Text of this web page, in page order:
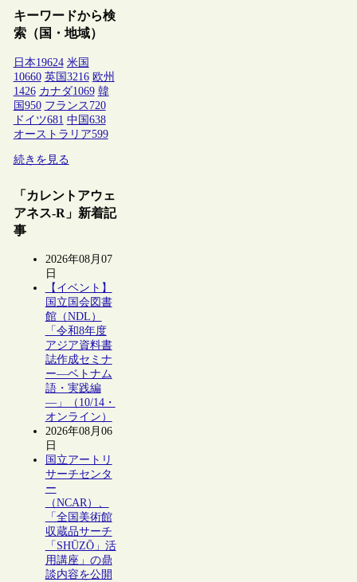
キーワードから検
索（国・地域）
日本19624 米国
10660 英国 3216 欧州
1426 カナダ1069 韓
国 950 フランス 720
ドイツ681 中国 638
オーストラリア599
続きを見る
「カレントアウェ
アネス-R」新着記
事
2026年08月07
日
【イベント】
国立国会図書
館（NDL）
「令和8年度
アジア資料書
誌作成セミナ
ー―ベトナム
語・実践編
―」（10/14・
オンライン）
2026年08月06
日
国立アートリ
サーチセンタ
ー
（NCAR）、
「全国美術館
収蔵品サーチ
「SHŪZŌ」活
用講座」の鼎
談内容を公開